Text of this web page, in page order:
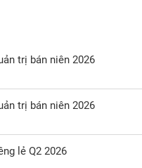
trị bán niên 2026
trị bán niên 2026
lẻ Q2 2026